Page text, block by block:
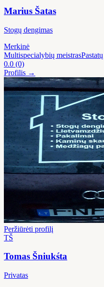
Marius Šatas
Stogų dengimas
Merkinė
Multispecialybių meistras
0.0 (0)
Profilis →
Peržiūrėti profilį
TŠ
Tomas Šniukśta
Privatas